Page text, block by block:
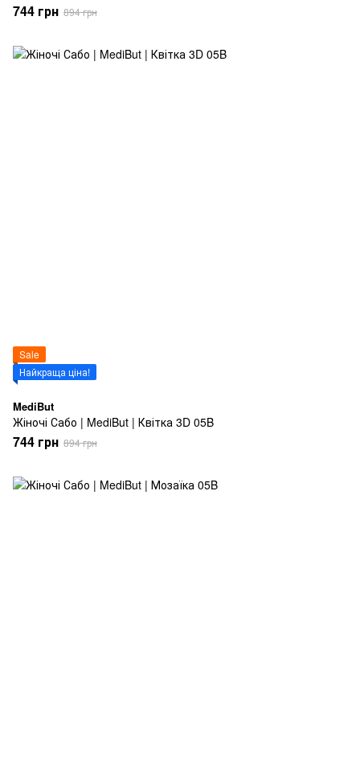
744 грн 894 грн
Sale
Найкраща ціна!
MediBut
Жіночі Сабо | MediBut | Квітка 3D 05B
744 грн 894 грн